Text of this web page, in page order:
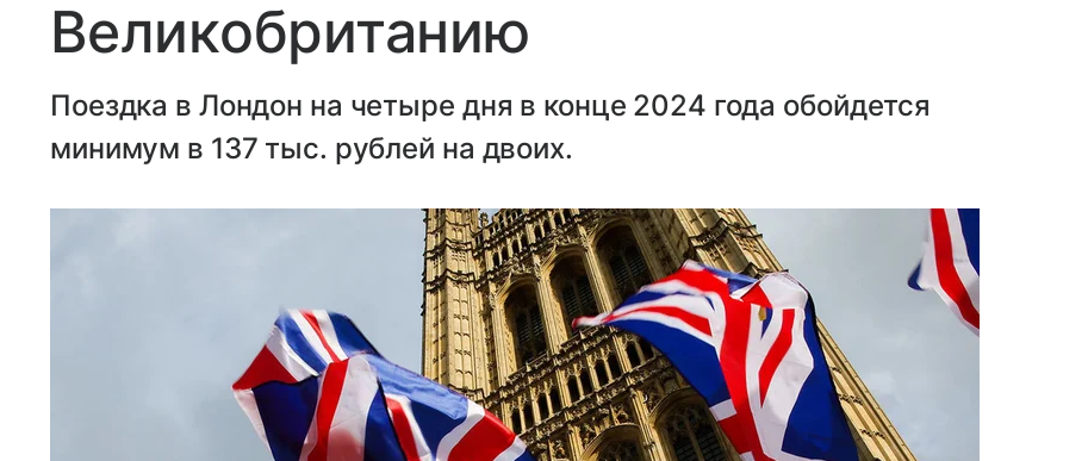
Великобританию
Поездка в Лондон на четыре дня в конце 2024 года обойдется
минимум в 137 тыс. рублей на двоих.